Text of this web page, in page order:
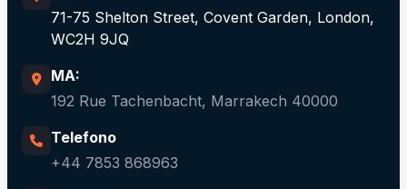
71-75 Shelton Street, Covent Garden, London,
WC2H 9JQ
MA:
192 Rue Tachenbacht, Marrakech 40000
Telefono
+44 7853 868963